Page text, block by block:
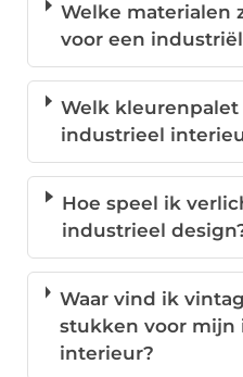
Welke materialen
voor een
Welk
industrieel
Hoe speel ik
industrieel
Waar vind ik
stukken voor mijn
interieur?